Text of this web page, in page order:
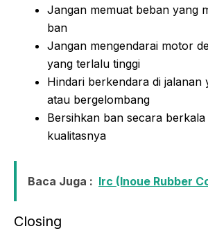
Jangan memuat beban yang
ban
Jangan mengendarai motor
yang terlalu tinggi
Hindari berkendara di jalanan
atau bergelombang
Bersihkan ban secara
kualitasnya
Baca Juga : Irc (Inoue Rubber
Closing